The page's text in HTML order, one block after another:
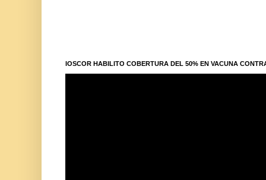
IOSCOR HABILITO COBERTURA DEL 50% EN VACUNA